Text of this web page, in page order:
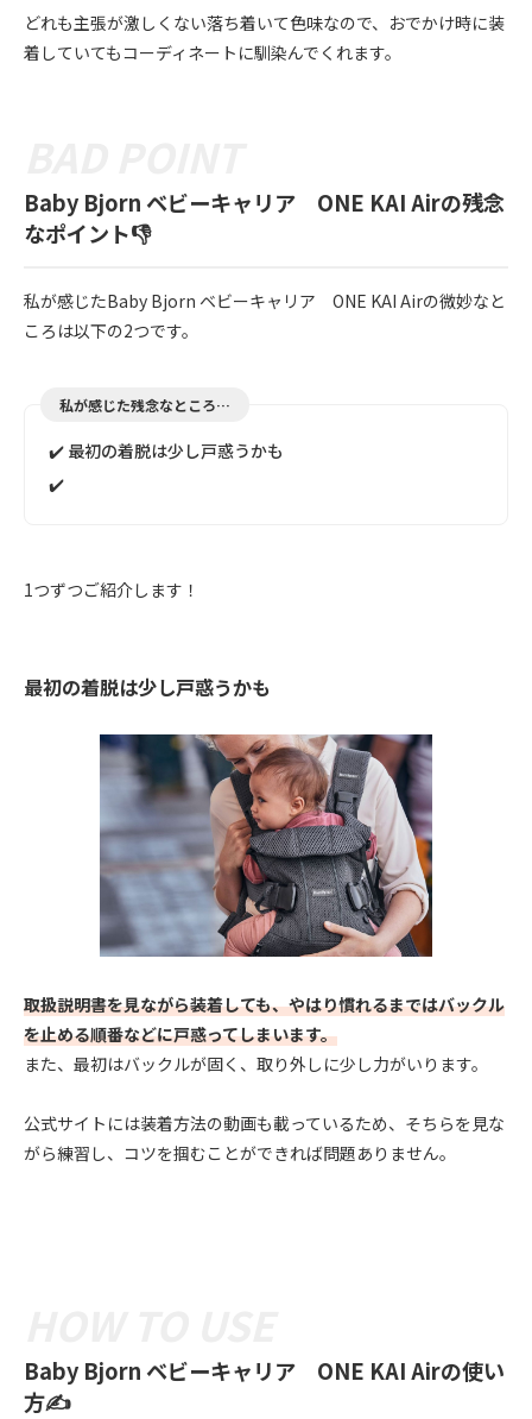
どれも主張が激しくない落ち着いて色味なので、おでかけ時に装
着していてもコーディネートに馴染んでくれます。
Baby Bjorn ベビーキャリア ONE KAI Airの残念
なポイント👎
私が感じたBaby Bjorn ベビーキャリア ONE KAI Airの微妙なと
ころは以下の2つです。
私が感じた残念なところ…
✔️ 最初の着脱は少し戸惑うかも
✔️
1つずつご紹介します！
最初の着脱は少し戸惑うかも
取扱説明書を見ながら装着しても、やはり慣れるまではバックル
を止める順番などに戸惑ってしまいます。
また、最初はバックルが固く、取り外しに少し力がいります。
公式サイトには装着方法の動画も載っているため、そちらを見な
がら練習し、コツを掴むことができれば問題ありません。
Baby Bjorn ベビーキャリア ONE KAI Airの使い
方✍️